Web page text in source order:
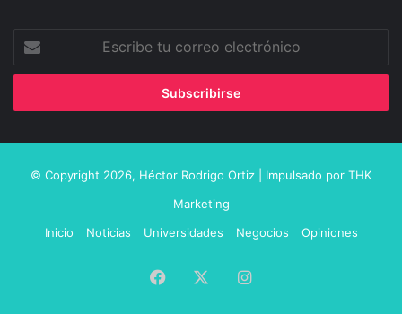
correo
© Copyright 2026, Héctor Rodrigo Ortiz | Impulsado por THK
Marketing
Inicio
Noticias Universidades Negocios Opiniones
Facebook Instagram